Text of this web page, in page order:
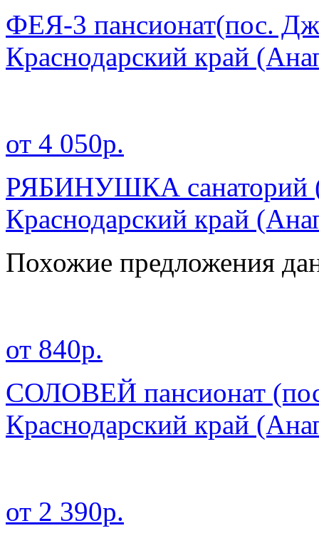
ФЕЯ-3 пансионат(пос.
Краснодарский край
от 4 050р.
РЯБИНУШКА санаторий
Краснодарский край
Похожие предложения
от 840р.
СОЛОВЕЙ пансионат
Краснодарский край
от 2 390р.